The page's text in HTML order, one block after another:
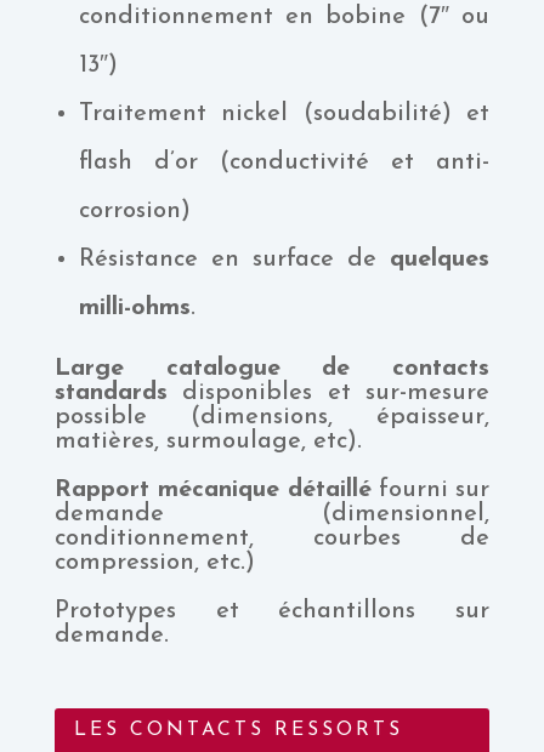
conditionnement en bobine (7″ ou
13″)
Traitement nickel (soudabilité) et
flash d’or (conductivité et anti-
corrosion)
Résistance en surface de quelques
milli-ohms.
Large catalogue de contacts
standards disponibles et sur-mesure
possible (dimensions, épaisseur,
matières, surmoulage, etc).
Rapport mécanique détaillé fourni sur
demande (dimensionnel,
conditionnement, courbes de
compression, etc.)
Prototypes et échantillons sur
demande.
LES CONTACTS RESSORTS